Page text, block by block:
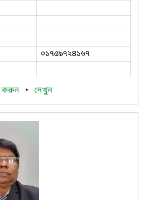
০১৭৫৯৭২৪১৬৭
করুন • দেখুন